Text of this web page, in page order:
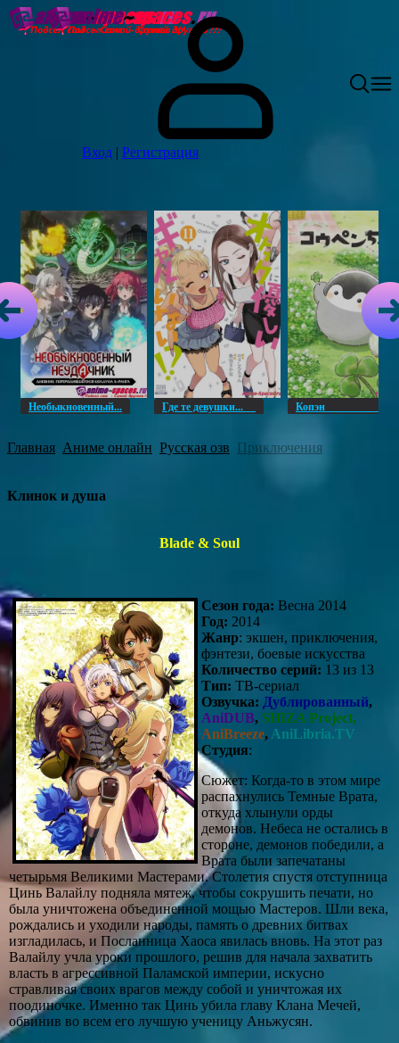
Вход | Регистрация
Необыкновенный... Где те девушки... Копэн
Главная Аниме онлайн Русская озв Приключения
Клинок и душа
Blade & Soul
Сезон года: Весна 2014
Год: 2014
Жанр: экшен, приключения,
фэнтези, боевые искусства
Количество серий: 13 из 13
Тип: ТВ-сериал
Озвучка: Дублированный,
AniDUB, SHIZA Project,
AniBreeze, AniLibria.TV
Студия:
Сюжет: Когда-то в этом мире
распахнулись Темные Врата,
откуда хлынули орды
демонов. Небеса не остались в
стороне, демонов победили, а
Врата были запечатаны
четырьмя Великими Мастерами. Столетия спустя отступница
Цинь Валайлу подняла мятеж, чтобы сокрушить печати, но
была уничтожена объединенной мощью Мастеров. Шли века,
рождались и уходили народы, память о древних битвах
изгладилась, и Посланница Хаоса явилась вновь. На этот раз
Валайлу учла уроки прошлого, решив для начала захватить
власть в агрессивной Паламской империи, искусно
стравливая своих врагов между собой и уничтожая их
поодиночке. Именно так Цинь убила главу Клана Мечей,
обвинив во всем его лучшую ученицу Аньжусян.